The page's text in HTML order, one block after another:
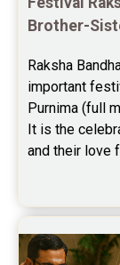
Yoga
Rahu Ketu
Jupiter
Free
Free
Brother-
Raksha
important
Purnima (full
It is the
and their love